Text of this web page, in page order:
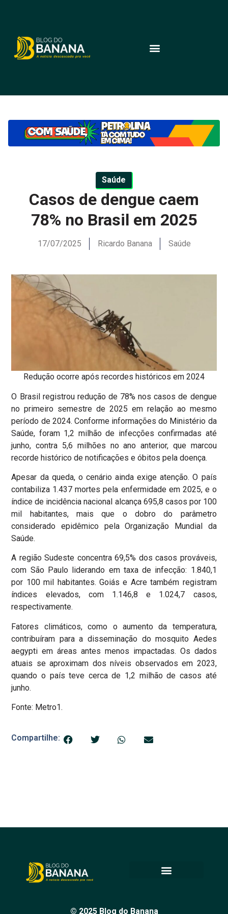
Saúde
Casos de dengue caem
78% no Brasil em 2025
17/07/2025 Ricardo Banana Saúde
Redução ocorre após recordes históricos em 2024
O Brasil registrou redução de 78% nos casos de dengue
no primeiro semestre de 2025 em relação ao mesmo
período de 2024. Conforme informações do Ministério da
Saúde, foram 1,2 milhão de infecções confirmadas até
junho, contra 5,6 milhões no ano anterior, que marcou
recorde histórico de notificações e óbitos pela doença.
Apesar da queda, o cenário ainda exige atenção. O país
contabiliza 1.437 mortes pela enfermidade em 2025, e o
índice de incidência nacional alcança 695,8 casos por 100
mil habitantes, mais que o dobro do parâmetro
considerado epidêmico pela Organização Mundial da
Saúde.
A região Sudeste concentra 69,5% dos casos prováveis,
com São Paulo liderando em taxa de infecção: 1.840,1
por 100 mil habitantes. Goiás e Acre também registram
índices elevados, com 1.146,8 e 1.024,7 casos,
respectivamente.
Fatores climáticos, como o aumento da temperatura,
contribuíram para a disseminação do mosquito Aedes
aegypti em áreas antes menos impactadas. Os dados
atuais se aproximam dos níveis observados em 2023,
quando o país teve cerca de 1,2 milhão de casos até
junho.
Fonte: Metro1.
Compartilhe:
© 2025 Blog do Banana